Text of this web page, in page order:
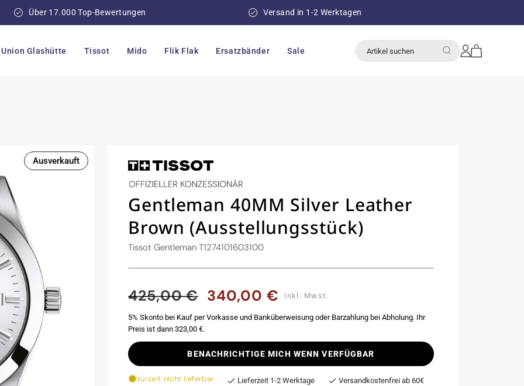
Über 17.000 Top-Bewertungen Versand in 1-2 Werktagen
Union Glashütte Tissot Mido Flik Flak Ersatzbänder Sale Artikel suchen Einloggen
Warenkorb
Ausverkauft
Gentleman 40MM Silver Leather
Brown (Ausstellungsstück)
Tissot Gentleman T1274101603100
Normaler
425,00 € Verkaufspreis
340,00 € inkl. Mwst.
5% Skonto bei Kauf per Vorkasse und Banküberweisung oder Barzahlung bei Abholung. Ihr
Preis ist dann 323,00 €.
BENACHRICHTIGE MICH WENN VERFÜGBAR
zurzeit nicht lieferbar Lieferzeit 1-2 Werktage Versandkostenfrei ab 60€